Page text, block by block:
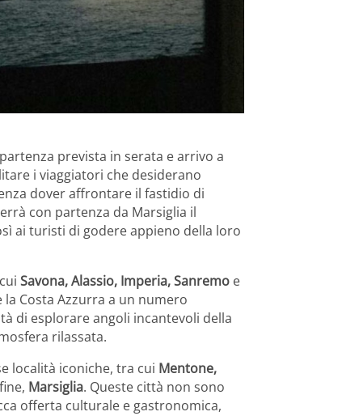
prevista in serata e arrivo a
i viaggiatori che desiderano
dover affrontare il fastidio di
con partenza da Marsiglia il
ai turisti di godere appieno della loro
Savona, Alassio, Imperia, Sanremo e
Costa Azzurra a un numero
di esplorare angoli incantevoli della
rilassata.
località iconiche, tra cui Mentone,
Marsiglia. Queste città non sono
offerta culturale e gastronomica,